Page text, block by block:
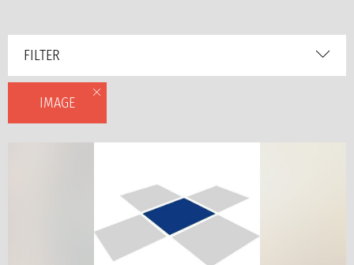
FILTER
IMAGE